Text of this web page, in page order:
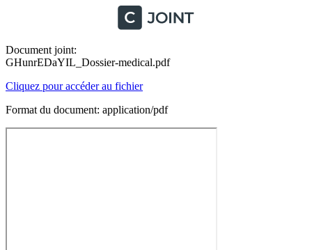
Document joint:
GHunrEDaYIL_Dossier-medical.pdf
Cliquez pour accéder au fichier
Format du document: application/pdf